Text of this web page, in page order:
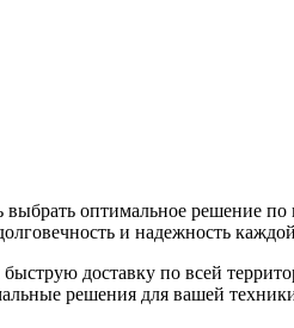
оптимальное решение по
и надежность
доставку по всей
решения для вашей